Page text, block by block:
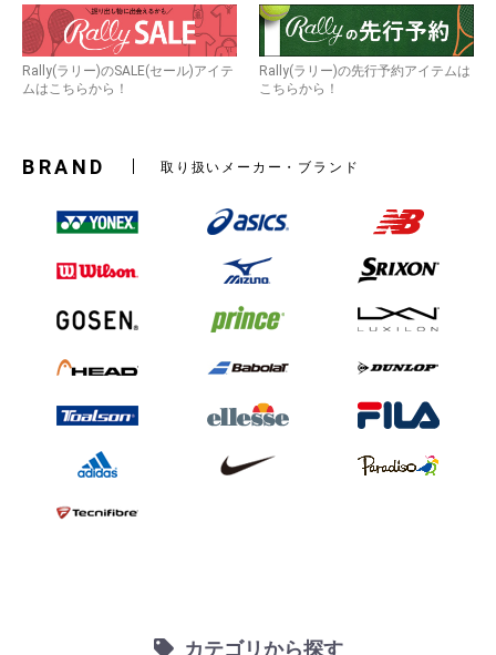
Rally(ラリー)のSALE(セール)アイテ
ムはこちらから！
Rally(ラリー)の先行予約アイテムは
こちらから！
BRAND 取り扱いメーカー・ブランド
カテゴリから探す